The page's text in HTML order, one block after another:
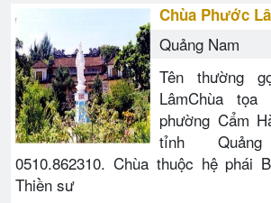
Chùa Phước
Quảng Nam
Tên thường
LâmChùa
phường Cẩm
tỉnh
0510.862310. Chùa thuộc hệ phái
Thiền sư